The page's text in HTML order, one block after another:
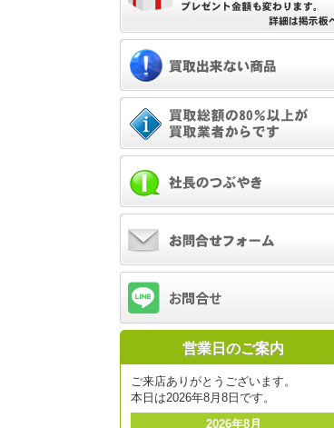
営業日のご案内
ご来店ありがとうございます。
本日は2026年8月8日です。
2026年8月